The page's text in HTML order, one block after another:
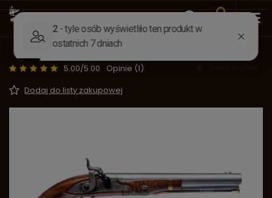
Strona główna Broń Czarnoprochowa
Pistolet Harper's Ferry 54 - kapiszonowy
5.00/5.00
Opinie (1)
Dodaj do listy zakupowej